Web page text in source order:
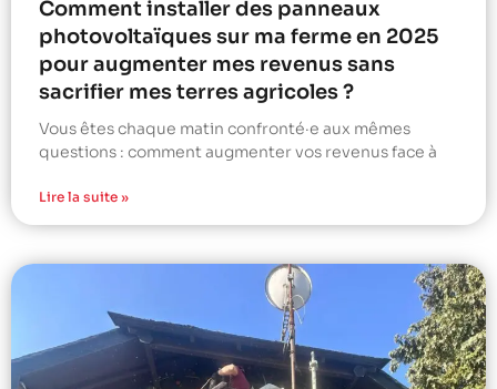
Comment installer des panneaux
photovoltaïques sur ma ferme en 2025
pour augmenter mes revenus sans
sacrifier mes terres agricoles ?
Vous êtes chaque matin confronté·e aux mêmes
questions : comment augmenter vos revenus face à
Lire la suite »